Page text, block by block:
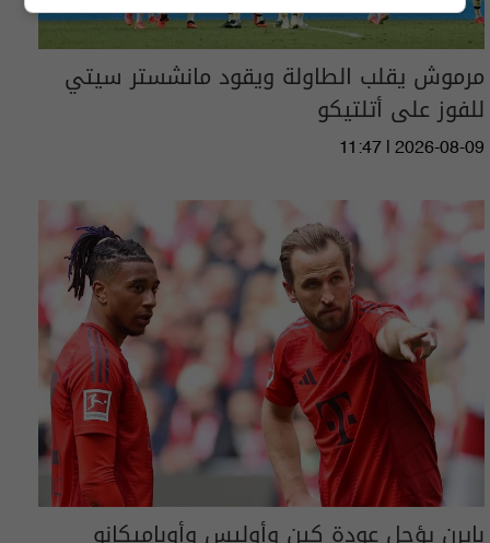
مرموش يقلب الطاولة ويقود مانشستر سيتي
للفوز على أتلتيكو
11:47 | 2026-08-09
بايرن يؤجل عودة كين وأوليس وأوباميكانو